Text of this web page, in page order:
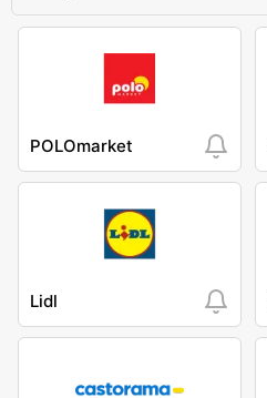
POLOmarket
Lidl